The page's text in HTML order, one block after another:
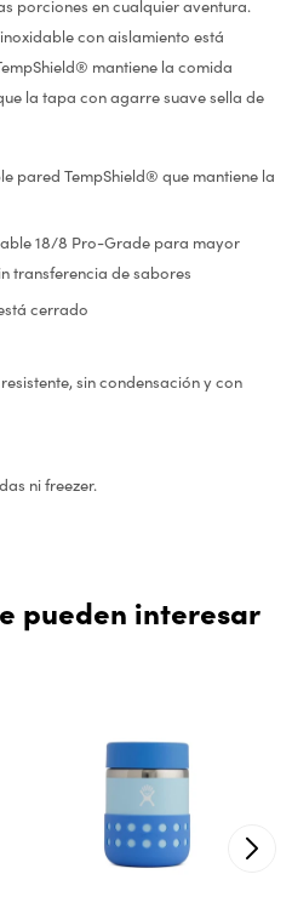
porciones en cualquier aventura.
con aislamiento está
mantiene la comida
la tapa con agarre suave sella de
pared TempShield® que mantiene la
18/8 Pro-Grade para mayor
transferencia de sabores
cerrado
sin condensación y con
ni freezer.
pueden interesar